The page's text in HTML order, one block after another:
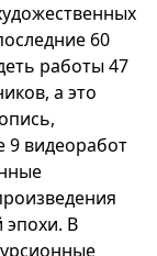
60
работы 47
а это
9 видеоработ
В